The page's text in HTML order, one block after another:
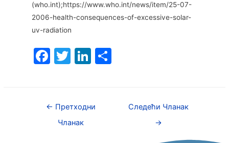
(who.int);https://www.who.int/news/item/25-07-
2006-health-consequences-of-excessive-solar-
uv-radiation
F
e
b
T
er
Li
e
S
← Претходни
Чланак
Следећи Чланак
→